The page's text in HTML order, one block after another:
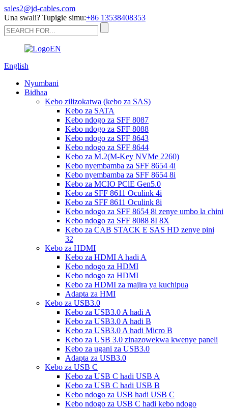
sales2@jd-cables.com
Una swali? Tupigie simu:+86 13538408353
English
Nyumbani
Bidhaa
Kebo zilizokatwa (kebo za SAS)
Kebo za SATA
Kebo ndogo za SFF 8087
Kebo ndogo za SFF 8088
Kebo ndogo za SFF 8643
Kebo ndogo za SFF 8644
Kebo za M.2(M-Key NVMe 2260)
Kebo nyembamba za SFF 8654 4i
Kebo nyembamba za SFF 8654 8i
Kebo za MCIO PClE Gen5.0
Kebo za SFF 8611 Oculink 4i
Kebo za SFF 8611 Oculink 8i
Kebo ndogo za SFF 8654 8i zenye umbo la chini
Kebo ndogo za SFF 8088 8I 8X
Kebo za CAB STACK E SAS HD zenye pini
32
Kebo za HDMI
Kebo za HDMI A hadi A
Kebo ndogo za HDMI
Kebo ndogo za HDMI
Kebo za HDMI za majira ya kuchipua
Adapta za HMI
Kebo za USB3.0
Kebo za USB3.0 A hadi A
Kebo za USB3.0 A hadi B
Kebo za USB3.0 A hadi Micro B
Kebo za USB 3.0 zinazowekwa kwenye paneli
Kebo za ugani za USB3.0
Adapta za USB3.0
Kebo za USB C
Kebo za USB C hadi USB A
Kebo za USB C hadi USB B
Kebo ndogo za USB hadi USB C
Kebo ndogo za USB C hadi kebo ndogo